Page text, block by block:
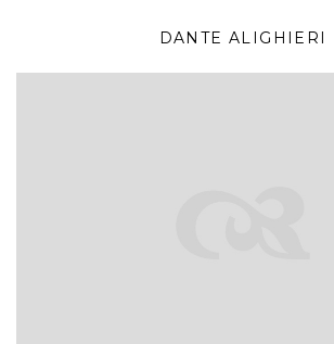
DANTE ALIGHIERI